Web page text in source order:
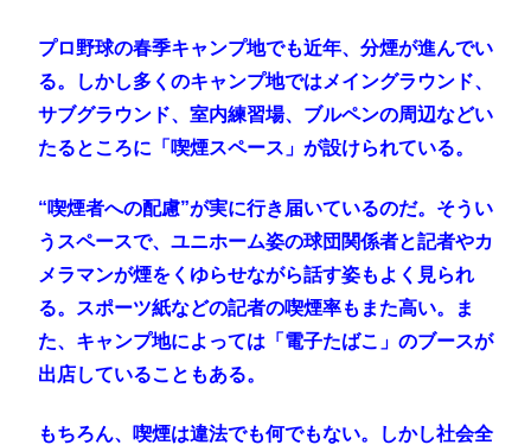
プロ野球の春季キャンプ地でも近年、分煙が進んでい
る。しかし多くのキャンプ地ではメイングラウンド、
サブグラウンド、室内練習場、ブルペンの周辺などい
たるところに「喫煙スペース」が設けられている。
“喫煙者への配慮”が実に行き届いているのだ。そうい
うスペースで、ユニホーム姿の球団関係者と記者やカ
メラマンが煙をくゆらせながら話す姿もよく見られ
る。スポーツ紙などの記者の喫煙率もまた高い。ま
た、キャンプ地によっては「電子たばこ」のブースが
出店していることもある。
もちろん、喫煙は違法でも何でもない。しかし社会全